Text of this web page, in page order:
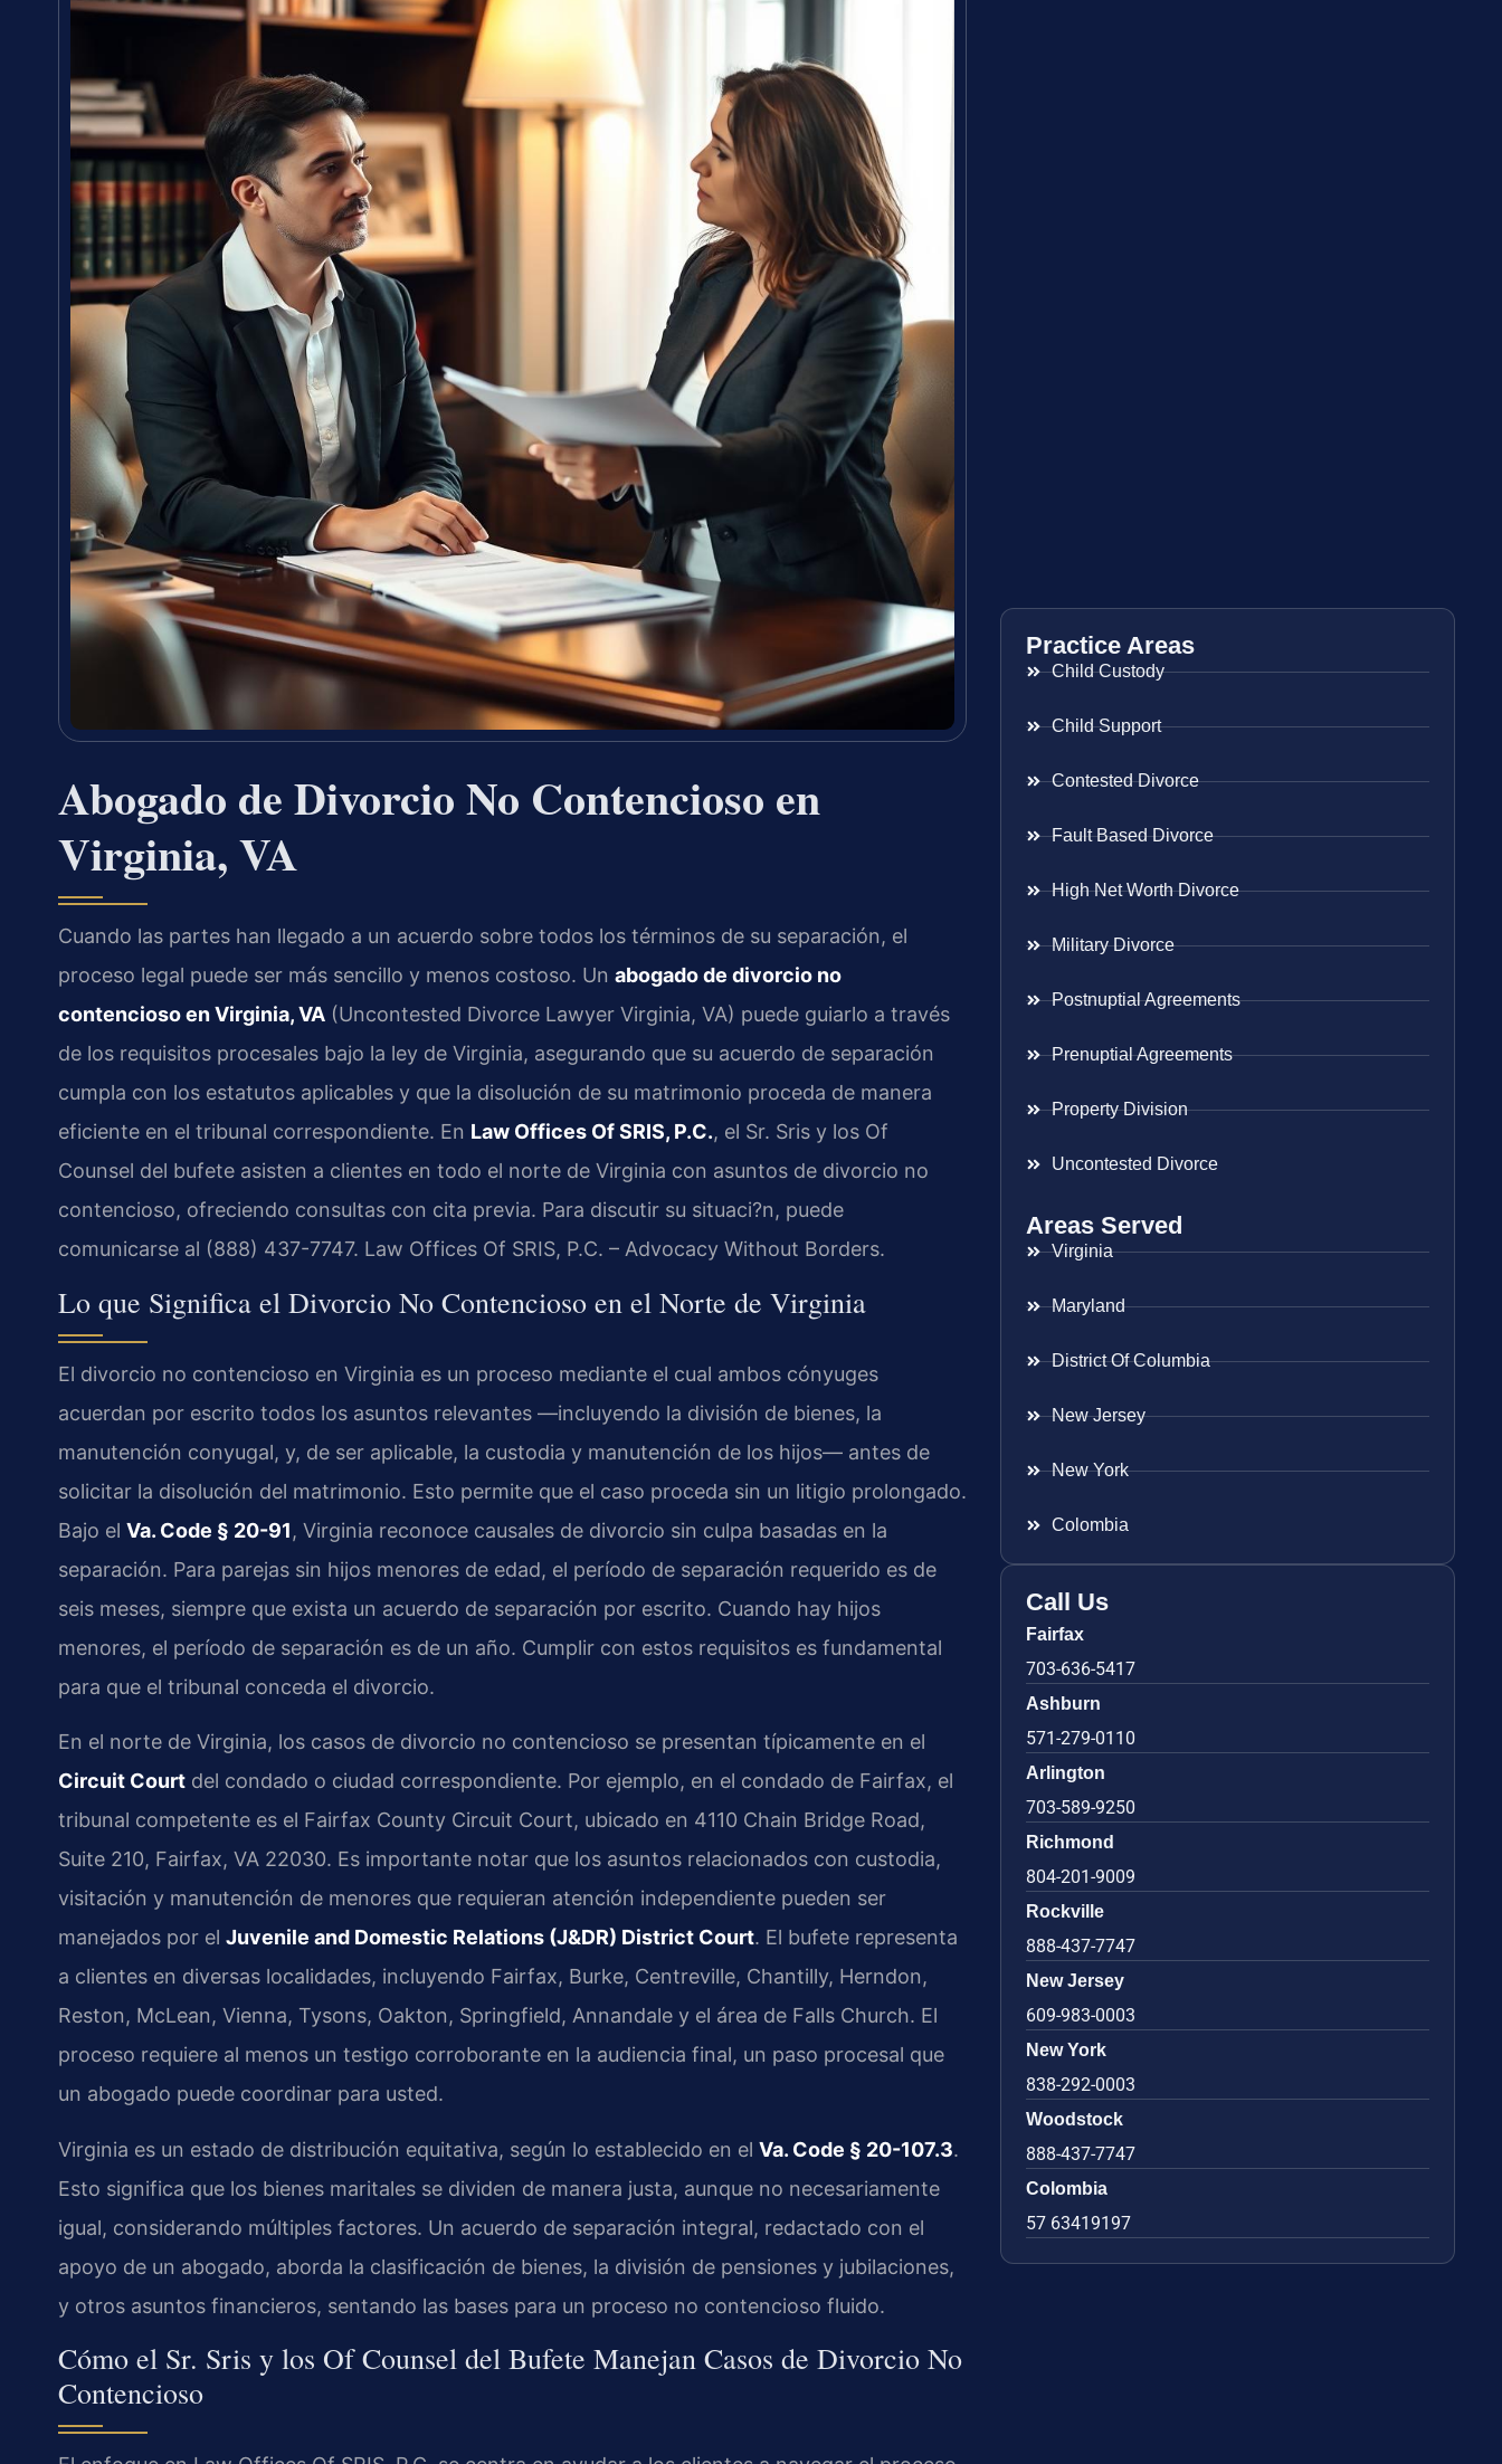
Abogado de Divorcio No Contencioso en
Virginia, VA
Cuando las partes han llegado a un acuerdo sobre todos los términos de su separación, el
proceso legal puede ser más sencillo y menos costoso. Un abogado de divorcio no
contencioso en Virginia, VA (Uncontested Divorce Lawyer Virginia, VA) puede guiarlo a través
de los requisitos procesales bajo la ley de Virginia, asegurando que su acuerdo de separación
cumpla con los estatutos aplicables y que la disolución de su matrimonio proceda de manera
eficiente en el tribunal correspondiente. En Law Offices Of SRIS, P.C., el Sr. Sris y los Of
Counsel del bufete asisten a clientes en todo el norte de Virginia con asuntos de divorcio no
contencioso, ofreciendo consultas con cita previa. Para discutir su situaci?n, puede
comunicarse al (888) 437-7747. Law Offices Of SRIS, P.C. – Advocacy Without Borders.
Lo que Significa el Divorcio No Contencioso en el Norte de Virginia
El divorcio no contencioso en Virginia es un proceso mediante el cual ambos cónyuges
acuerdan por escrito todos los asuntos relevantes —incluyendo la división de bienes, la
manutención conyugal, y, de ser aplicable, la custodia y manutención de los hijos— antes de
solicitar la disolución del matrimonio. Esto permite que el caso proceda sin un litigio prolongado.
Bajo el Va. Code § 20-91, Virginia reconoce causales de divorcio sin culpa basadas en la
separación. Para parejas sin hijos menores de edad, el período de separación requerido es de
seis meses, siempre que exista un acuerdo de separación por escrito. Cuando hay hijos
menores, el período de separación es de un año. Cumplir con estos requisitos es fundamental
para que el tribunal conceda el divorcio.
En el norte de Virginia, los casos de divorcio no contencioso se presentan típicamente en el
Circuit Court del condado o ciudad correspondiente. Por ejemplo, en el condado de Fairfax, el
tribunal competente es el Fairfax County Circuit Court, ubicado en 4110 Chain Bridge Road,
Suite 210, Fairfax, VA 22030. Es importante notar que los asuntos relacionados con custodia,
visitación y manutención de menores que requieran atención independiente pueden ser
manejados por el Juvenile and Domestic Relations (J&DR) District Court. El bufete representa
a clientes en diversas localidades, incluyendo Fairfax, Burke, Centreville, Chantilly, Herndon,
Reston, McLean, Vienna, Tysons, Oakton, Springfield, Annandale y el área de Falls Church. El
proceso requiere al menos un testigo corroborante en la audiencia final, un paso procesal que
un abogado puede coordinar para usted.
Virginia es un estado de distribución equitativa, según lo establecido en el Va. Code § 20-107.3.
Esto significa que los bienes maritales se dividen de manera justa, aunque no necesariamente
igual, considerando múltiples factores. Un acuerdo de separación integral, redactado con el
apoyo de un abogado, aborda la clasificación de bienes, la división de pensiones y jubilaciones,
y otros asuntos financieros, sentando las bases para un proceso no contencioso fluido.
Cómo el Sr. Sris y los Of Counsel del Bufete Manejan Casos de Divorcio No
Contencioso
Practice Areas
Child Custody
Child Support
Contested Divorce
Fault Based Divorce
High Net Worth Divorce
Military Divorce
Postnuptial Agreements
Prenuptial Agreements
Property Division
Uncontested Divorce
Areas Served
Virginia
Maryland
District Of Columbia
New Jersey
New York
Colombia
Call Us
Fairfax
703-636-5417
Ashburn
571-279-0110
Arlington
703-589-9250
Richmond
804-201-9009
Rockville
888-437-7747
New Jersey
609-983-0003
New York
838-292-0003
Woodstock
888-437-7747
Colombia
57 63419197